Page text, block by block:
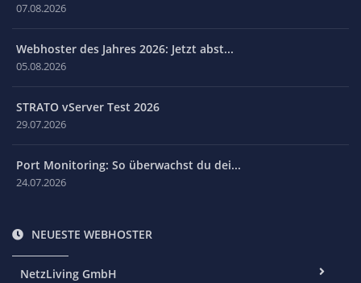
07.08.2026
Webhoster des Jahres 2026: Jetzt abst...
05.08.2026
STRATO vServer Test 2026
29.07.2026
Port Monitoring: So überwachst du dei...
24.07.2026
NEUESTE WEBHOSTER
NetzLiving GmbH